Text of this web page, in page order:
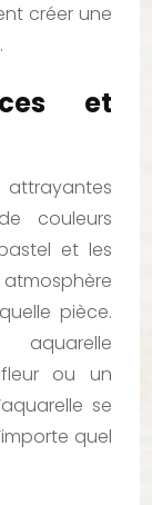
créer une
et
attrayantes
couleurs
et les
pièce.
ou un
se
quel